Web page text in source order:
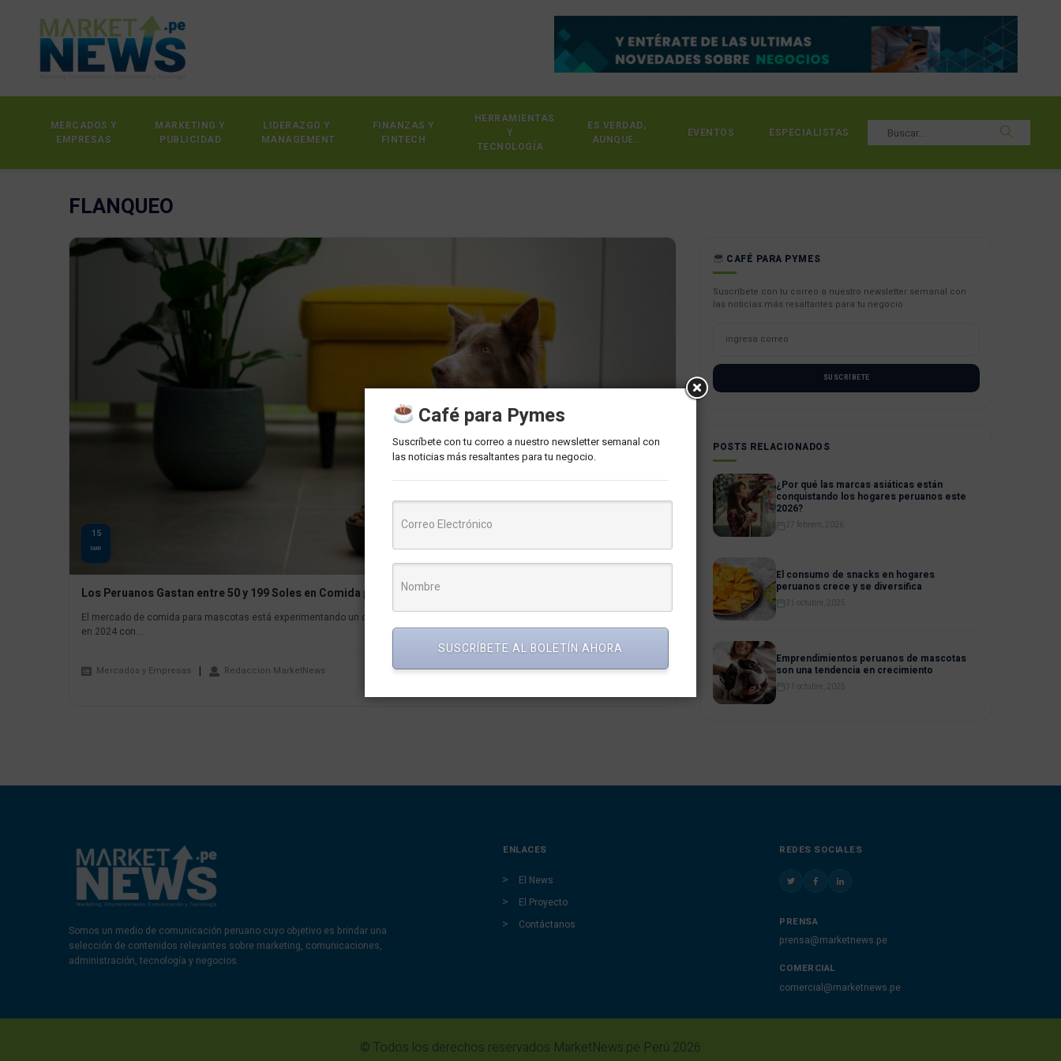
MERCADOS Y
EMPRESAS
MARKETING Y
PUBLICIDAD
LIDERAZGO Y
MANAGEMENT
FINANZAS Y
FINTECH
HERRAMIENTAS
Y
TECNOLOGÍA
ES VERDAD,
AUNQUE…
EVENTOS ESPECIALISTAS
FLANQUEO
15
MAR
Los Peruanos Gastan entre 50 y 199 Soles en Comida para Mascotas
El mercado de comida para mascotas está experimentando un crecimiento sin precedentes, evidenciado por un cierre proyectado
en 2024 con...
Mercados y Empresas Redaccion MarketNews
CAFÉ PARA PYMES
Suscríbete con tu correo a nuestro newsletter semanal con
las noticias más resaltantes para tu negocio.
SUSCRÍBETE
POSTS RELACIONADOS
¿Por qué las marcas asiáticas están
conquistando los hogares peruanos este
2026?
27 febrero, 2026
El consumo de snacks en hogares
peruanos crece y se diversifica
31 octubre, 2025
Emprendimientos peruanos de mascotas
son una tendencia en crecimiento
31 octubre, 2025
Somos un medio de comunicación peruano cuyo objetivo es brindar una
selección de contenidos relevantes sobre marketing, comunicaciones,
administración, tecnología y negocios.
ENLACES
El News
El Proyecto
Contáctanos
REDES SOCIALES
PRENSA
prensa@marketnews.pe
COMERCIAL
comercial@marketnews.pe
© Todos los derechos reservados MarketNews.pe Perú 2026
Café para Pymes
Suscríbete con tu correo a nuestro newsletter semanal con
las noticias más resaltantes para tu negocio.
SUSCRÍBETE AL BOLETÍN AHORA